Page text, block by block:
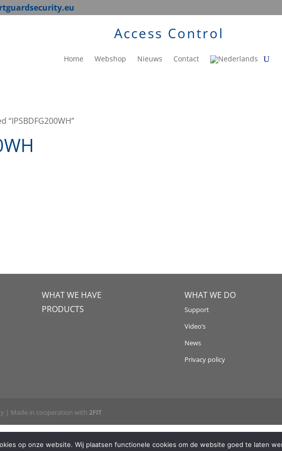
Access Control
Home Webshop Nieuws Contact
WHAT WE HAVE
PRODUCTS
WHAT WE DO
Support
Video’s
News
Privacy policy
| Made in cooperation with 2FIT
op onze website. Wij plaatsen functionele cookies om de website goed te laten